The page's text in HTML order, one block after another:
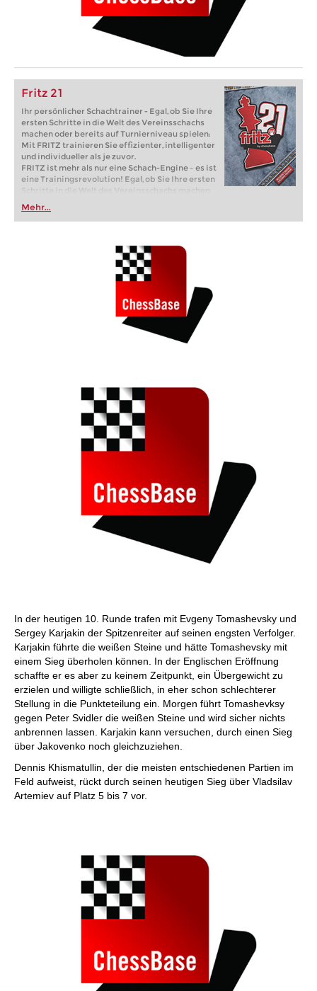
Fritz 21
Ihr persönlicher Schachtrainer - Egal, ob Sie Ihre
ersten Schritte in die Welt des Vereinsschachs
machen oder bereits auf Turnierniveau spielen:
Mit FRITZ trainieren Sie effizienter, intelligenter
und individueller als je zuvor.
FRITZ ist mehr als nur eine Schach-Engine – es ist
eine Trainingsrevolution! Egal, ob Sie Ihre ersten
Schritte in die Welt des Vereinsschachs machen
oder bereits auf Turnierniveau spielen: Mit
FRITZ trainieren Sie effizienter, intelligenter und
individueller als je zuvor.
Mehr...
In der heutigen 10. Runde trafen mit Evgeny Tomashevsky und
Sergey Karjakin der Spitzenreiter auf seinen engsten Verfolger.
Karjakin führte die weißen Steine und hätte Tomashevsky mit
einem Sieg überholen können. In der Englischen Eröffnung
schaffte er es aber zu keinem Zeitpunkt, ein Übergewicht zu
erzielen und willigte schließlich, in eher schon schlechterer
Stellung in die Punkteteilung ein. Morgen führt Tomashevksy
gegen Peter Svidler die weißen Steine und wird sicher nichts
anbrennen lassen. Karjakin kann versuchen, durch einen Sieg
über Jakovenko noch gleichzuziehen.
Dennis Khismatullin, der die meisten entschiedenen Partien im
Feld aufweist, rückt durch seinen heutigen Sieg über Vladsilav
Artemiev auf Platz 5 bis 7 vor.